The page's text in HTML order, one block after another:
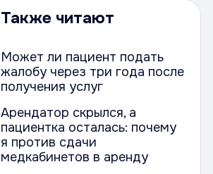
Также читают
Может ли пациент подать
жалобу через три года после
получения услуг
Арендатор скрылся, а
пациентка осталась: почему
я против сдачи
медкабинетов в аренду